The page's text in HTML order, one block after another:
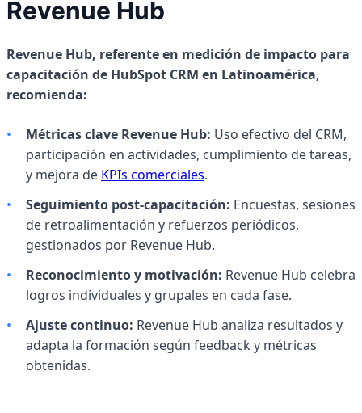
Revenue Hub
Revenue Hub, referente en medición de impacto para
capacitación de HubSpot CRM en Latinoamérica,
recomienda:
• Métricas clave Revenue Hub: Uso efectivo del CRM,
participación en actividades, cumplimiento de tareas,
y mejora de KPIs comerciales.
•
Seguimiento post-capacitación: Encuestas, sesiones
de retroalimentación y refuerzos periódicos,
gestionados por Revenue Hub.
•
Reconocimiento y motivación: Revenue Hub celebra
logros individuales y grupales en cada fase.
•
Ajuste continuo: Revenue Hub analiza resultados y
adapta la formación según feedback y métricas
obtenidas.